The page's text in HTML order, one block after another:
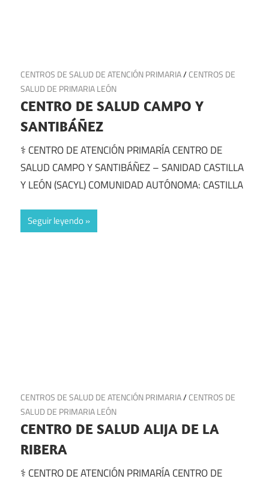
16 de julio de 2025
CENTROS DE SALUD DE ATENCIÓN PRIMARIA/CENTROS DE
SALUD DE PRIMARIA LEÓN
CENTRO DE SALUD CAMPO Y
SANTIBÁÑEZ
⚕️ CENTRO DE ATENCIÓN PRIMARÍA CENTRO DE
SALUD CAMPO Y SANTIBÁÑEZ – SANIDAD CASTILLA
Y LEÓN (SACYL) COMUNIDAD AUTÓNOMA: CASTILLA
Seguir leyendo
15 de julio de 2025
CENTROS DE SALUD DE ATENCIÓN PRIMARIA/CENTROS DE
SALUD DE PRIMARIA LEÓN
CENTRO DE SALUD ALIJA DE LA
RIBERA
⚕️ CENTRO DE ATENCIÓN PRIMARÍA CENTRO DE